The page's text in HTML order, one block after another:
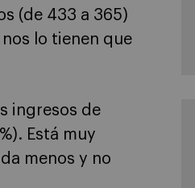
(de 433 a 365)
lo tienen que
ingresos de
Está muy
menos y no